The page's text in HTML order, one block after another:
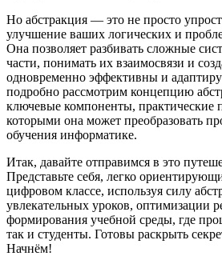
Но абстракция — это не просто
улучшение ваших логических и
Она позволяет разбивать сложные
части, понимать их взаимосвязи и
одновременно эффективны и
подробно рассмотрим концепцию
ключевые компоненты, практические
которыми она может преобразовать
обучения информатике.
Итак, давайте отправимся в это
Представьте себя, легко
цифровом классе, используя силу
увлекательных уроков, оптимизации
формирования учебной среды, где
так и студенты. Готовы раскрыть
Начнём!